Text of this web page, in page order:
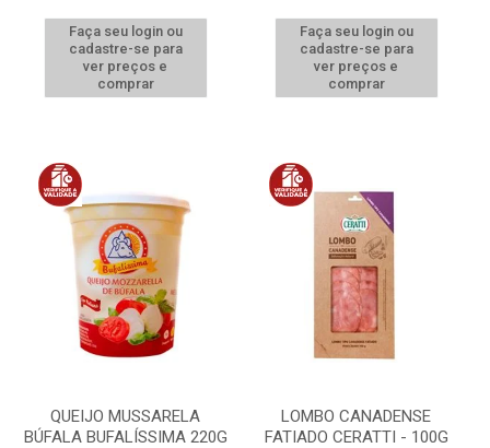
Faça seu login ou
cadastre-se para
ver preços e
comprar
Faça seu login ou
cadastre-se para
ver preços e
comprar
QUEIJO MUSSARELA
BÚFALA BUFALÍSSIMA 220G
LOMBO CANADENSE
FATIADO CERATTI - 100G